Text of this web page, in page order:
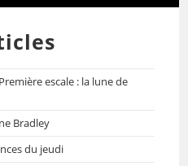
escale : la lune de
Bradley
du jeudi